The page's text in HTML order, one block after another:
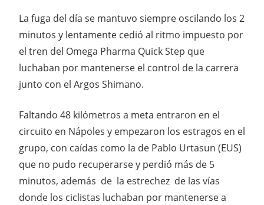
La fuga del día se mantuvo siempre oscilando los 2
minutos y lentamente cedió al ritmo impuesto por
el tren del Omega Pharma Quick Step que
luchaban por mantenerse el control de la carrera
junto con el Argos Shimano.
Faltando 48 kilómetros a meta entraron en el
circuito en Nápoles y empezaron los estragos en el
grupo, con caídas como la de Pablo Urtasun (EUS)
que no pudo recuperarse y perdió más de 5
minutos, además de la estrechez de las vías
donde los ciclistas luchaban por mantenerse a